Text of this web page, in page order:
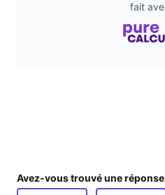
fait
Avez-vous trouvé une